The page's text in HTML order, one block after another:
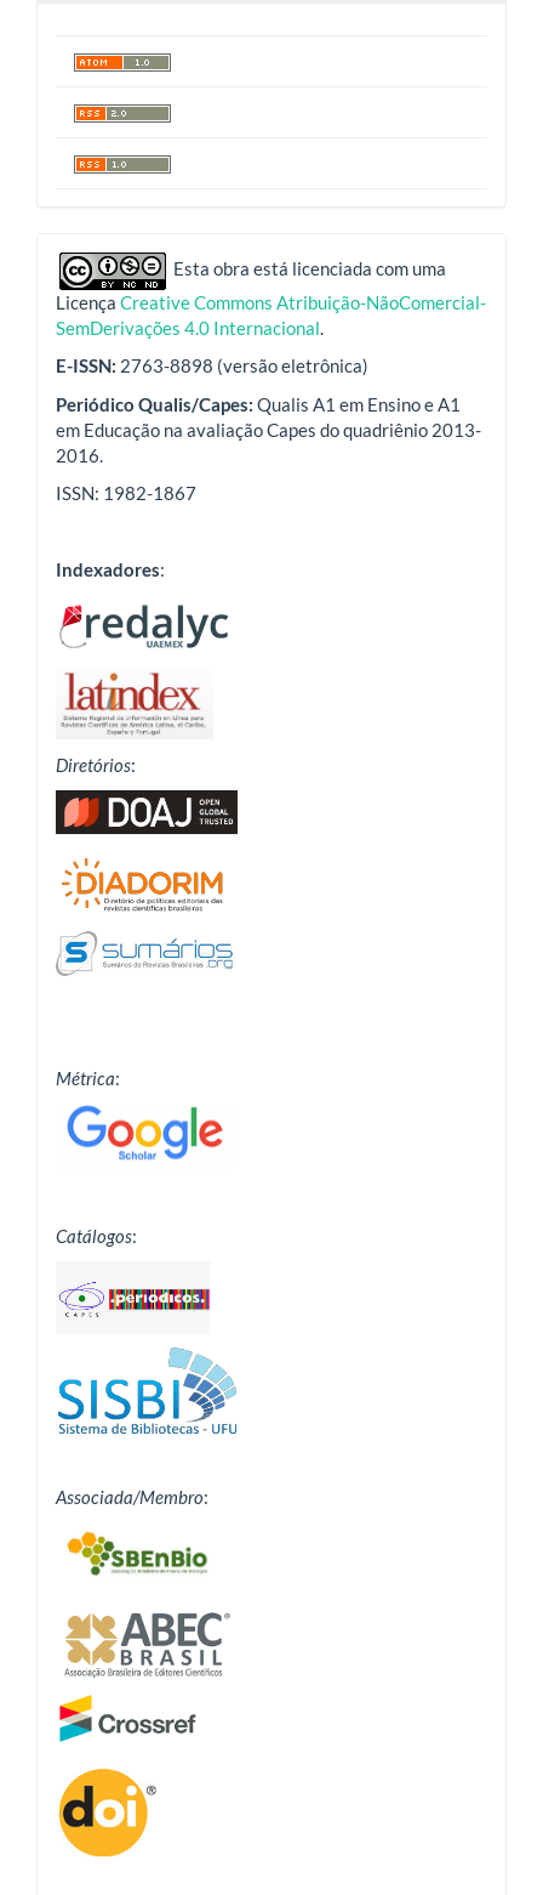
indexadoresEsta obra está licenciada com uma
Licença Creative Commons Atribuição-NãoComercial-
SemDerivações 4.0 Internacional
E-ISSN: 2763-8898 (versão eletrônica)
Periódico Qualis/Capes: Qualis A1 em Ensino e A1
em Educação na avaliação Capes do quadriênio 2013-
2016.
ISSN: 1982-1867
Indexadores:
Diretórios:
Métrica:
Catálogos:
Associada/Membro: